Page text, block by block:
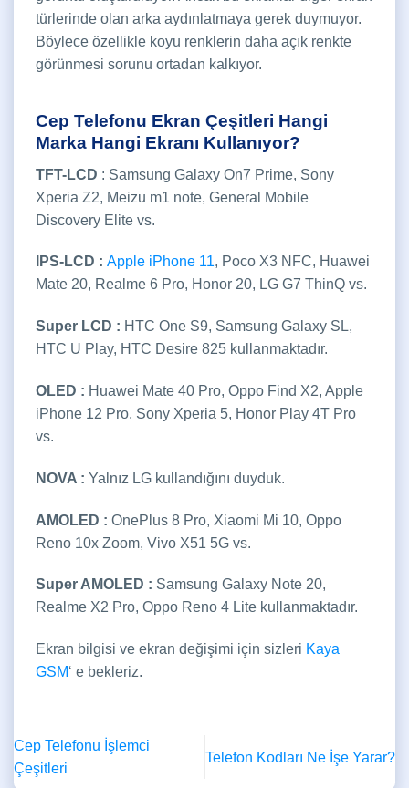
türlerinde olan arka aydınlatmaya gerek duymuyor.
Böylece özellikle koyu renklerin daha açık renkte
görünmesi sorunu ortadan kalkıyor.
Cep Telefonu Ekran Çeşitleri Hangi
Marka Hangi Ekranı Kullanıyor?
TFT-LCD : Samsung Galaxy On7 Prime, Sony
Xperia Z2, Meizu m1 note, General Mobile
Discovery Elite vs.
IPS-LCD : Apple iPhone 11, Poco X3 NFC, Huawei
Mate 20, Realme 6 Pro, Honor 20, LG G7 ThinQ vs.
Super LCD : HTC One S9, Samsung Galaxy SL,
HTC U Play, HTC Desire 825 kullanmaktadır.
OLED : Huawei Mate 40 Pro, Oppo Find X2, Apple
iPhone 12 Pro, Sony Xperia 5, Honor Play 4T Pro
vs.
NOVA : Yalnız LG kullandığını duyduk.
AMOLED : OnePlus 8 Pro, Xiaomi Mi 10, Oppo
Reno 10x Zoom, Vivo X51 5G vs.
Super AMOLED : Samsung Galaxy Note 20,
Realme X2 Pro, Oppo Reno 4 Lite kullanmaktadır.
Ekran bilgisi ve ekran değişimi için sizleri Kaya
GSM‘ e bekleriz.
Cep Telefonu İşlemci
Çeşitleri
Telefon Kodları Ne İşe Yarar?